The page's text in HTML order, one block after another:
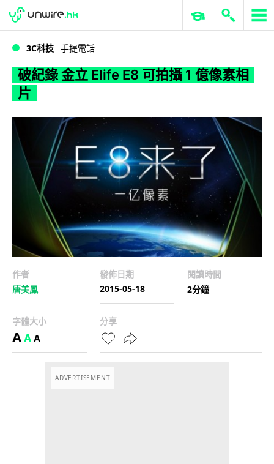
破紀錄 金立 Elife E8 可拍攝 1 億像素相片
WWDC 2026 ERP 與商業 AI
3C科技 手提電話
破紀錄 金立 Elife E8 可拍攝 1 億像素相
片
作者
唐美鳳
發佈日期
2015-05-18
閱讀時間
2分鐘
字體大小
AAA
分享
ADVERTISEMENT